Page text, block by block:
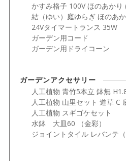
かすみ格子 100V ほのあかり
結（ゆい）庭ゆらぎ ほのあ
24Vタイマートランス 35W
ガーデン用コード
ガーデン用ドライコーン
ガーデンアクセサリー
人工植物 青竹5本立 鉢無
人工植物 山里セット 道草 C
人工植物 スギゴケセット
水鉢 大皿60 （金彩）
ジョイントタイル レバンテ（